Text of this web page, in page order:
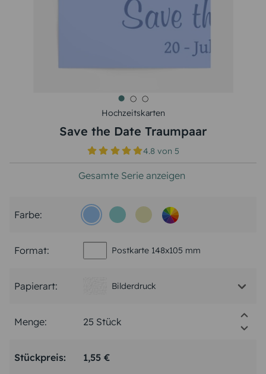
Hochzeitskarten
Save the Date Traumpaar
4.8 von5
Gesamte Serie anzeigen
Farbe:
Format: Postkarte 148x105 mm
Papierart: Bilderdruck
Menge:
Stückpreis: 1,55 €